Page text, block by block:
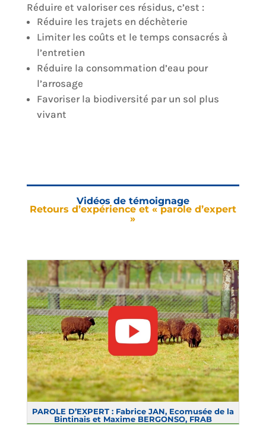
Réduire et valoriser ces résidus, c’est :
Réduire les trajets en déchèterie
Limiter les coûts et le temps consacrés à
l’entretien
Réduire la consommation d’eau pour
l’arrosage
Favoriser la biodiversité par un sol plus
vivant
Vidéos de témoignage
Retours d’expérience et « parole d’expert
»
PAROLE D’EXPERT : Fabrice JAN, Ecomusée de la
Bintinais et Maxime BERGONSO, FRAB